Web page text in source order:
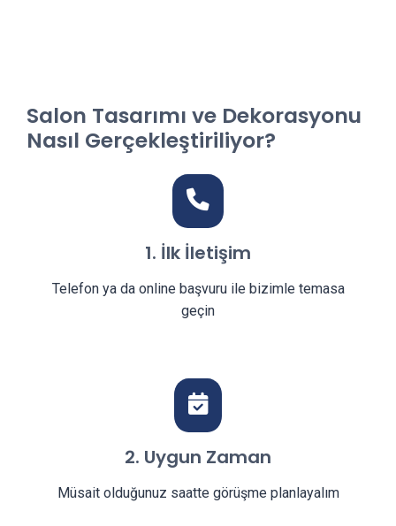
Salon Tasarımı ve Dekorasyonu
Nasıl Gerçekleştiriliyor?
1. İlk İletişim
Telefon ya da online başvuru ile bizimle temasa
geçin
2. Uygun Zaman
Müsait olduğunuz saatte görüşme planlayalım